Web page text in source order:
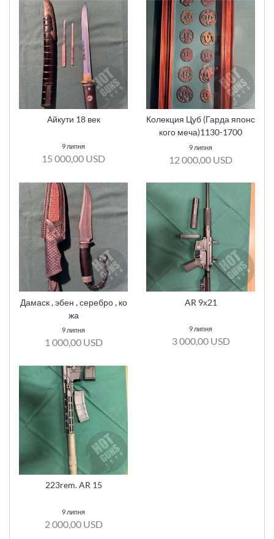
Айкути 18 век
9 липня
15 000,00 USD
Колекция Цуб (Гарда японс
кого меча)1130-1700
9 липня
12 000,00 USD
Дамаск , эбен , серебро , ко
жа
9 липня
1 000,00 USD
AR 9х21
9 липня
3 000,00 USD
223rem. AR 15
9 липня
2 000,00 USD